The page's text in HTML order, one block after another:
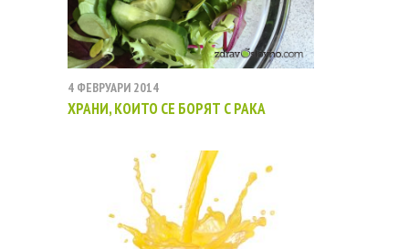
4 ФЕВРУАРИ 2014
ХРАНИ, КОИТО СЕ БОРЯТ С РАКА